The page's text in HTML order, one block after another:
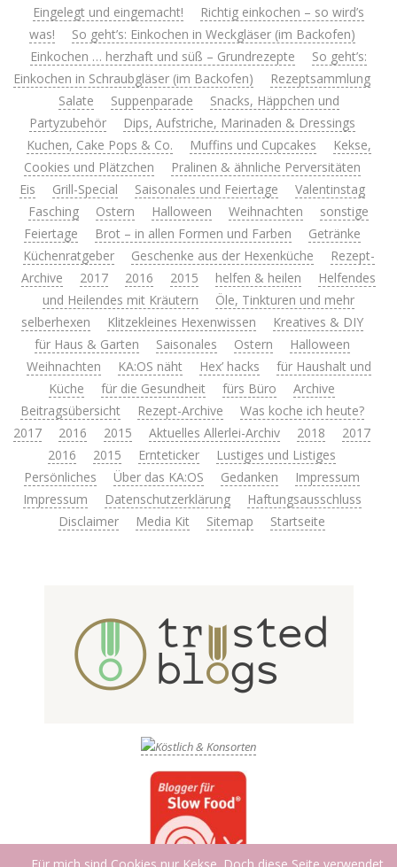
Eingelegt und eingemacht!
Richtig einkochen – so wird’s
was!
So geht’s: Einkochen in Weckgläser (im Backofen)
Einkochen … herzhaft und süß – Grundrezepte
So geht’s:
Einkochen in Schraubgläser (im Backofen)
Rezeptsammlung
Salate
Suppenparade
Snacks, Häppchen und
Partyzubehör
Dips, Aufstriche, Marinaden & Dressings
Kuchen, Cake Pops & Co.
Muffins und Cupcakes
Kekse,
Cookies und Plätzchen
Pralinen & ähnliche Perversitäten
Eis
Grill-Special Saisonales und Feiertage
Valentinstag
Fasching
Ostern Halloween Weihnachten
sonstige
Feiertage
Brot – in allen Formen und Farben
Getränke
Küchenratgeber
Geschenke aus der Hexenküche
Rezept-
Archive
2017 2016 2015 helfen & heilen
Helfendes
und Heilendes mit Kräutern
Öle, Tinkturen und mehr
selberhexen
Klitzekleines Hexenwissen
Kreatives & DIY
für Haus & Garten
Saisonales Ostern
Halloween
Weihnachten
KA:OS näht Hex’ hacks
für Haushalt und
Küche
für die Gesundheit fürs Büro
Archive
Beitragsübersicht
Rezept-Archive
Was koche ich heute?
2017
2016 2015 Aktuelles Allerlei-Archiv 2018
2017
2016
2015 Ernteticker
Lustiges und Listiges
Persönliches
Über das KA:OS Gedanken
Impressum
Impressum
Datenschutzerklärung
Haftungsausschluss
Disclaimer
Media Kit Sitemap Startseite